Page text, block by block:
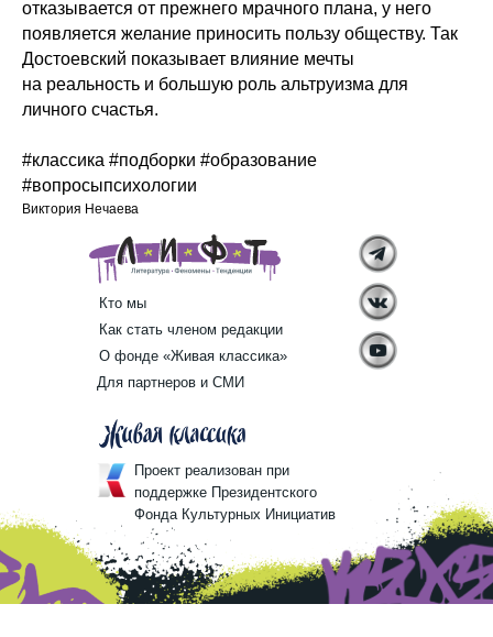
отказывается от прежнего мрачного плана, у него
появляется желание приносить пользу обществу. Так
Достоевский показывает влияние мечты
на реальность и большую роль альтруизма для
личного счастья.
#классика #подборки #образование
#вопросыпсихологии
Виктория Нечаева
Проект реализован при
поддержке Президентского
Фонда Культурных Инициатив
Кто мы
Как стать членом редакции
О фонде «Живая классика»
Для партнеров и СМИ